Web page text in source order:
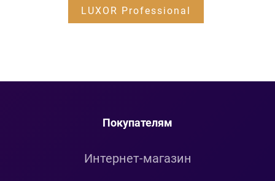
LUXOR Professional
Покупателям
Интернет-магазин